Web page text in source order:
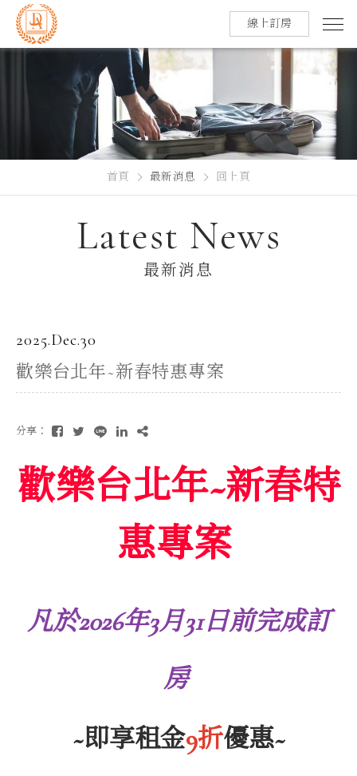
首頁 最新消息 回上頁
Latest News
最新消息
2025.Dec.30
歡樂台北年~新春特惠專案
分享：
歡樂台北年~新春特
惠專案
凡於2026年3月31日前完成訂
房
~即享租金9折優惠~
線上訂房